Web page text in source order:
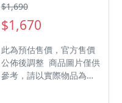
$1,690
$1,670
此為預估售價，官方售價
公佈後調整 商品圖片僅供
參考，請以實際物品為主